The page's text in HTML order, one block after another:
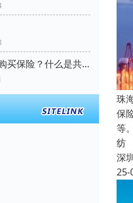
什么是海运保险？为什么要购买保险？什么是共同海损？
珠
保
等
纺
深
25-